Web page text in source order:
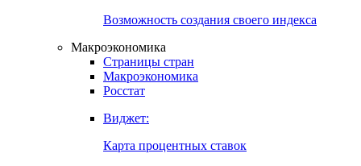
Возможность создания своего индекса
Макроэкономика
Страницы стран
Макроэкономика
Росстат
Виджет:
Карта процентных ставок